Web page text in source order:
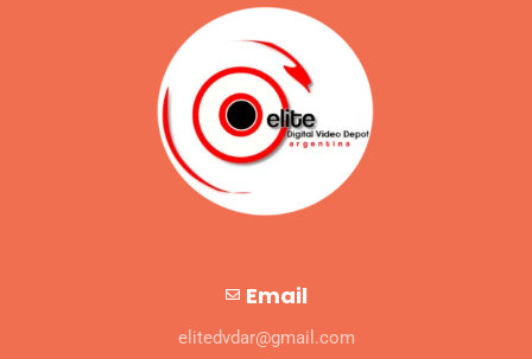
Email
elitedvdar@gmail.com